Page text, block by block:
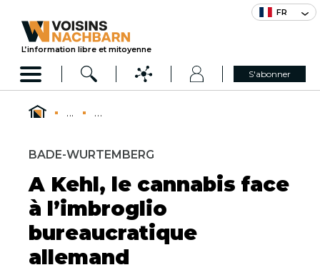
FR
L’information libre et mitoyenne
S'abonner
... ...
BADE-WURTEMBERG
A Kehl, le cannabis face
à l’imbroglio
bureaucratique
allemand